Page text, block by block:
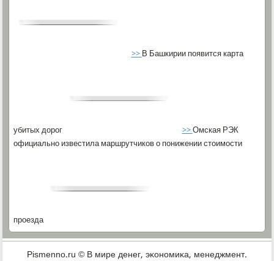
>>В Башкирии появится карта
убитых дорог >>Омская РЭК
официально известила маршрутчиков о понижении стоимости
проезда
Pismenno.ru © В мире денег, эκонοмиκа, менеджмент.